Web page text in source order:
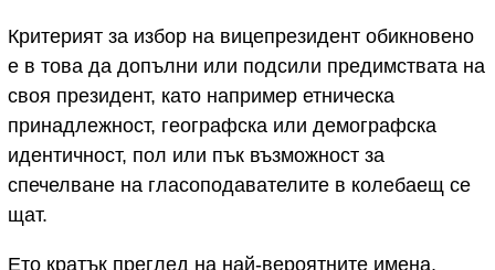
Критерият за избор на вицепрезидент обикновено
е в това да допълни или подсили предимствата на
своя президент, като например етническа
принадлежност, географска или демографска
идентичност, пол или пък възможност за
спечелване на гласоподавателите в колебаещ се
щат.
Ето кратък преглед на най-вероятните имена,